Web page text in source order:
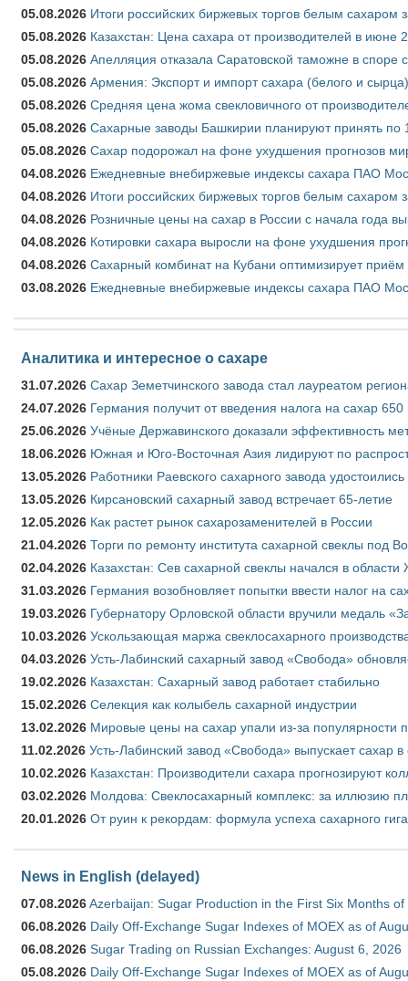
05.08.2026 Итоги российских биржевых торгов белым сахаром
05.08.2026 Казахстан: Цена сахара от производителей в июне
05.08.2026 Апелляция отказала Саратовской таможне в
05.08.2026 Армения: Экспорт и импорт сахара (белого и
05.08.2026 Средняя цена жома свекловичного от
05.08.2026 Сахарные заводы Башкирии планируют принять по
05.08.2026 Сахар подорожал на фоне ухудшения прогнозов
04.08.2026 Ежедневные внебиржевые индексы сахара ПАО
04.08.2026 Итоги российских биржевых торгов белым сахаром
04.08.2026 Розничные цены на сахар в России с начала года
04.08.2026 Котировки сахара выросли на фоне ухудшения
04.08.2026 Сахарный комбинат на Кубани оптимизирует приём
03.08.2026 Ежедневные внебиржевые индексы сахара ПАО
Аналитика и интересное о сахаре
31.07.2026 Сахар Земетчинского завода стал лауреатом
24.07.2026 Германия получит от введения налога на сахар
25.06.2026 Учёные Державинского доказали эффективность
18.06.2026 Южная и Юго-Восточная Азия лидируют по
13.05.2026 Работники Раевского сахарного завода удостоились
13.05.2026 Кирсановский сахарный завод встречает 65-летие
12.05.2026 Как растет рынок сахарозаменителей в России
21.04.2026 Торги по ремонту института сахарной свеклы под
02.04.2026 Казахстан: Сев сахарной свеклы начался в области
31.03.2026 Германия возобновляет попытки ввести налог на
19.03.2026 Губернатору Орловской области вручили медаль
10.03.2026 Ускользающая маржа свеклосахарного
04.03.2026 Усть-Лабинский сахарный завод «Свобода»
19.02.2026 Казахстан: Сахарный завод работает стабильно
15.02.2026 Селекция как колыбель сахарной индустрии
13.02.2026 Мировые цены на сахар упали из-за популярности
11.02.2026 Усть-Лабинский завод «Свобода» выпускает сахар в
10.02.2026 Казахстан: Производители сахара прогнозируют
03.02.2026 Молдова: Свеклосахарный комплекс: за иллюзию
20.01.2026 От руин к рекордам: формула успеха сахарного
News in English (delayed)
07.08.2026Azerbaijan: Sugar Production in the First Six Months of
06.08.2026 Daily Off-Exchange Sugar Indexes of MOEX as of
06.08.2026 Sugar Trading on Russian Exchanges: August 6, 2026
05.08.2026 Daily Off-Exchange Sugar Indexes of MOEX as of